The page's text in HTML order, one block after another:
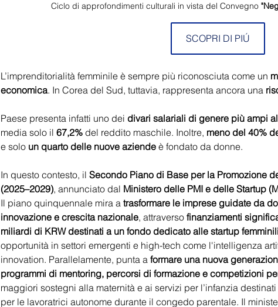
Ciclo di approfondimenti culturali in vista del Convegno
SCOPRI DI PIÚ
L’imprenditorialità femminile è sempre più riconosciuta come un
economica. In Corea del Sud, tuttavia, rappresenta ancora una
Paese presenta infatti uno dei divari salariali di genere più ampi
media solo il 67,2% del reddito maschile. Inoltre, meno del 40%
e solo un quarto delle nuove aziende è fondato da donne.
In questo contesto, il Secondo Piano di Base per la Promozione
(2025–2029), annunciato dal Ministero delle PMI e delle Startup
Il piano quinquennale mira a trasformare le imprese guidate da
innovazione e crescita nazionale, attraverso finanziamenti
miliardi di KRW destinati a un fondo dedicato alle startup femminili
opportunità in settori emergenti e high-tech come l'intelligenza
innovation. Parallelamente, punta a formare una nuova
programmi di mentoring, percorsi di formazione e competizioni
maggiori sostegni alla maternità e ai servizi per l’infanzia
per le lavoratrici autonome durante il congedo parentale. Il